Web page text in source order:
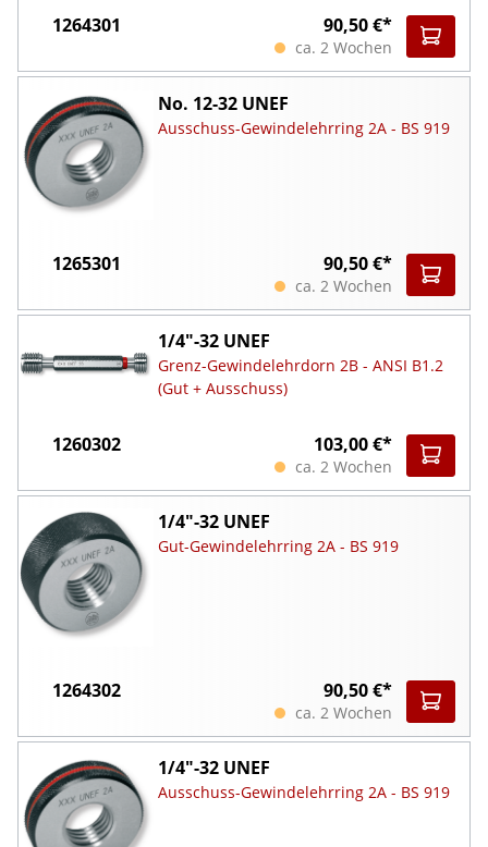
1264301 90,50 €*
ca. 2 Wochen
No. 12-32 UNEF
Ausschuss-Gewindelehrring 2A - BS 919
1265301 90,50 €*
ca. 2 Wochen
1/4"-32 UNEF
Grenz-Gewindelehrdorn 2B - ANSI B1.2
(Gut + Ausschuss)
1260302 103,00 €*
ca. 2 Wochen
1/4"-32 UNEF
Gut-Gewindelehrring 2A - BS 919
1264302 90,50 €*
ca. 2 Wochen
1/4"-32 UNEF
Ausschuss-Gewindelehrring 2A - BS 919